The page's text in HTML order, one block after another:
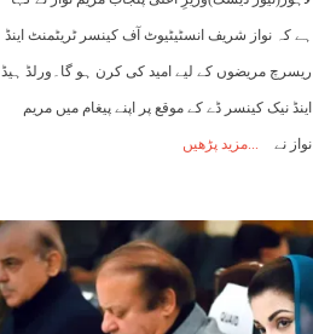
ہے کہ نواز شریف انسٹیٹیوٹ آف کینسر ٹریٹمنٹ اینڈ
ریسرچ مریضوں کے لیے امید کی کرن ہو گا۔ورلڈ ہیڈ
اینڈ نیک کینسر ڈے کے موقع پر اپنے پیغام میں مریم
نواز نے مزید پڑھیں